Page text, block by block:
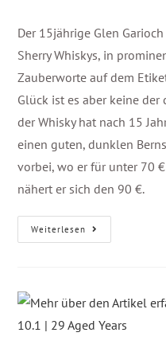
Der 15jährige Glen
Sherry Whiskys, in
Zauberworte auf dem
Glück ist es aber keine
der Whisky hat nach 15
einen guten, dunklen
vorbei, wo er für unter 70
nähert er sich den 90 €.
Weiterlesen